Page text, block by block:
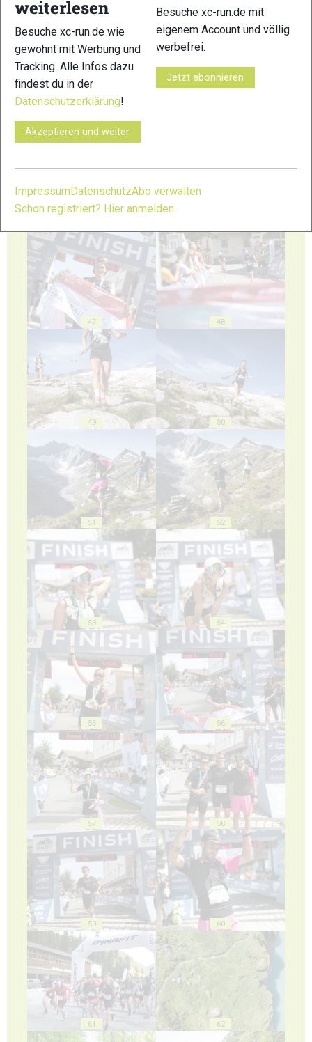
43
47 48
49 50
51 52
53 54
55 56
57 58
59 60
61 62
weiterlesen
Besuche xc-run.de wie
gewohnt mit Werbung und
Tracking. Alle Infos dazu
findest du in der
Datenschutzerklärung!
Akzeptieren und weiter
Besuche xc-run.de mit
eigenem Account und völlig
werbefrei.
Jetzt abonnieren
ImpressumDatenschutzAbo verwalten
Schon registriert? Hier anmelden